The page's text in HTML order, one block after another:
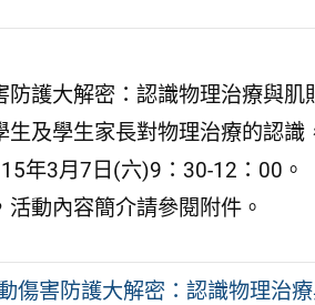
防護大解密：認識物理治療與
生及學生家長對物理治療的認識
年3月7日(六)9：30-12：00。
動內容簡介請參閱附件。
傷害防護大解密：認識物理治